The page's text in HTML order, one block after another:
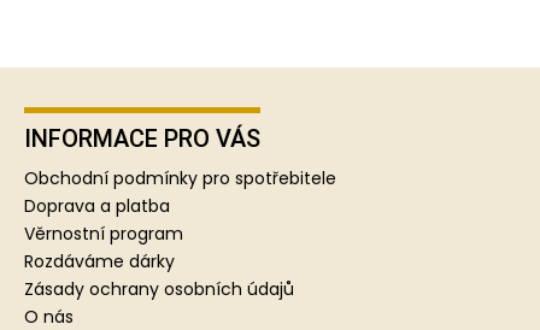
Z
INFORMACE PRO VÁS
Obchodní podmínky pro spotřebitele
Doprava a platba
Věrnostní program
Rozdáváme dárky
Zásady ochrany osobních údajů
O nás